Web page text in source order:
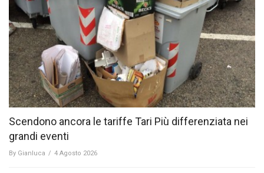
Scendono ancora le tariffe Tari Più differenziata nei
grandi eventi
By Gianluca / 4 Agosto 2026